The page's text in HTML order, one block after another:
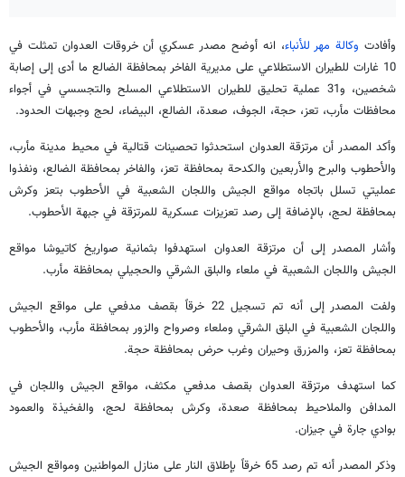
وأفادت وكالة مهر للأنباء، انه أوضح مصدر عسكري أن خروقات العدوان تمثلت في
10 غارات للطيران الاستطلاعي على مديرية الفاخر بمحافظة الضالع ما أدى إلى إصابة
شخصين، و31 عملية تحليق للطيران الاستطلاعي المسلح والتجسسي في أجواء
محافظات مأرب، تعز، حجة، الجوف، صعدة، الضالع، البيضاء، لحج وجبهات الحدود.
وأكد المصدر أن مرتزقة العدوان استحدثوا تحصينات قتالية في محيط مدينة مأرب،
والأحطوب والبرح والأربعين والكدحة بمحافظة تعز، والفاخر بمحافظة الضالع، ونفذوا
عمليتي تسلل باتجاه مواقع الجيش واللجان الشعبية في الأحطوب بتعز وكرش
بمحافظة لحج، بالإضافة إلى رصد تعزيزات عسكرية للمرتزقة في جبهة الأحطوب.
وأشار المصدر إلى أن مرتزقة العدوان استهدفوا بثمانية صواريخ كاتيوشا مواقع
الجيش واللجان الشعبية في ملعاء والبلق الشرقي والحجيلي بمحافظة مأرب.
ولفت المصدر إلى أنه تم تسجيل 22 خرقاً بقصف مدفعي على مواقع الجيش
واللجان الشعبية في البلق الشرقي وملعاء وصرواح والزور بمحافظة مأرب، والأحطوب
بمحافظة تعز، والمزرق وحيران وغرب حرض بمحافظة حجة.
كما استهدف مرتزقة العدوان بقصف مدفعي مكثف، مواقع الجيش واللجان في
المدافن والملاحيط بمحافظة صعدة، وكرش بمحافظة لحج، والفخيذة والعمود
بوادي جارة في جيزان.
وذكر المصدر أنه تم رصد 65 خرقاً بإطلاق النار على منازل المواطنين ومواقع الجيش